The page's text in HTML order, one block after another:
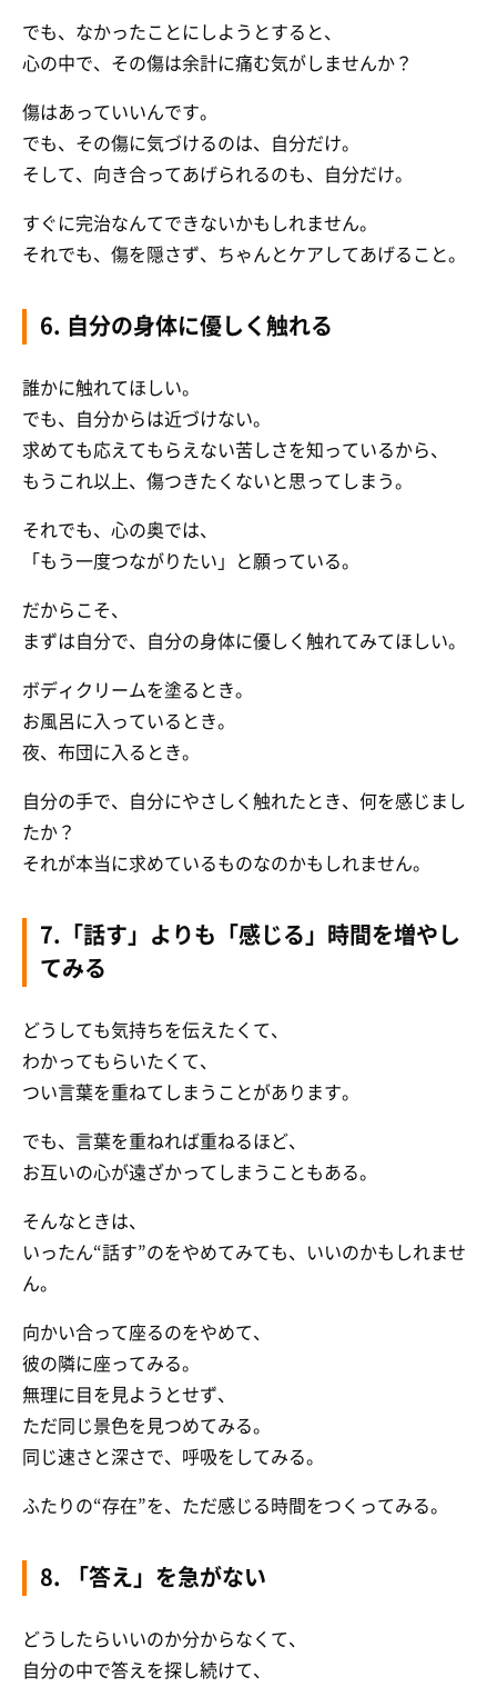
でも、なかったことにしようとすると、
心の中で、その傷は余計に痛む気がしませんか？
傷はあっていいんです。
でも、その傷に気づけるのは、自分だけ。
そして、向き合ってあげられるのも、自分だけ。
すぐに完治なんてできないかもしれません。
それでも、傷を隠さず、ちゃんとケアしてあげること。
6. 自分の身体に優しく触れる
誰かに触れてほしい。
でも、自分からは近づけない。
求めても応えてもらえない苦しさを知っているから、
もうこれ以上、傷つきたくないと思ってしまう。
それでも、心の奥では、
「もう一度つながりたい」と願っている。
だからこそ、
まずは自分で、自分の身体に優しく触れてみてほしい。
ボディクリームを塗るとき。
お風呂に入っているとき。
夜、布団に入るとき。
自分の手で、自分にやさしく触れたとき、何を感じまし
たか？
それが本当に求めているものなのかもしれません。
7.「話す」よりも「感じる」時間を増やし
てみる
どうしても気持ちを伝えたくて、
わかってもらいたくて、
つい言葉を重ねてしまうことがあります。
でも、言葉を重ねれば重ねるほど、
お互いの心が遠ざかってしまうこともある。
そんなときは、
いったん“話す”のをやめてみても、いいのかもしれませ
ん。
向かい合って座るのをやめて、
彼の隣に座ってみる。
無理に目を見ようとせず、
ただ同じ景色を見つめてみる。
同じ速さと深さで、呼吸をしてみる。
ふたりの“存在”を、ただ感じる時間をつくってみる。
8. 「答え」を急がない
どうしたらいいのか分からなくて、
自分の中で答えを探し続けて、